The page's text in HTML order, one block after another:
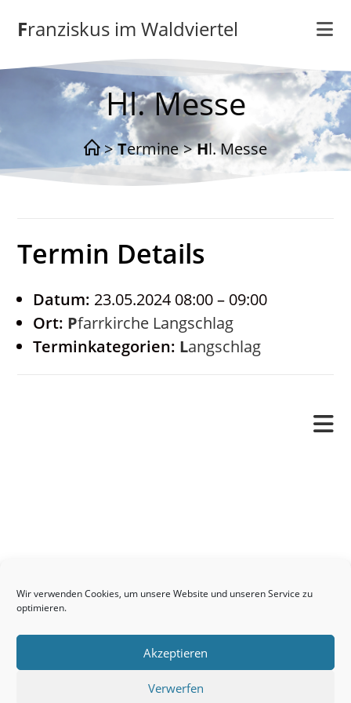
Wir verwenden Cookies, um unsere Website und unseren Service zu
optimieren.
Akzeptieren
Verwerfen
Inhalt
springenFranziskus im Waldviertel
Hl. Messe
> Termine > Hl. Messe
Termin Details
Datum: 23.05.2024 08:00– 09:00
Ort:
Pfarrkirche Langschlag
Terminkategorien:
Langschlag
Kontakt
Links
Neuigkeiten
Seelsorge / Sakramente